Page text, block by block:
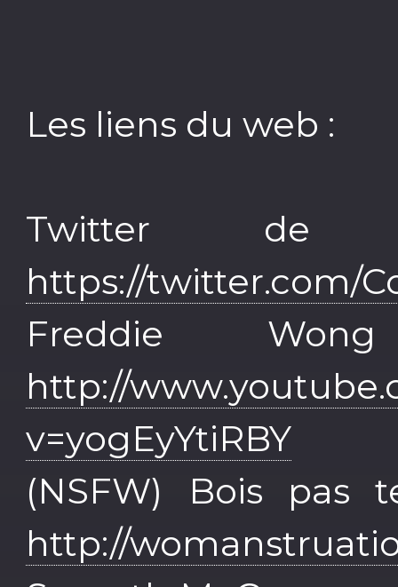
Les liens du web :
Twitter de
https://twitter.com/
Freddie
http://
v=yogEyYtiRBY
(NSFW) Bois pas
http://